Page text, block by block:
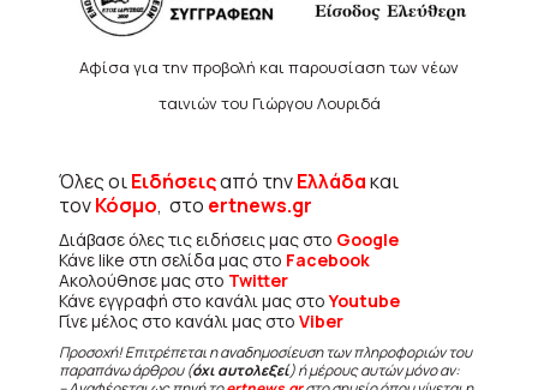
Αφίσα για την προβολή και παρουσίαση των νέων
ταινιών του Γιώργου Λουριδά
Όλες οιΕιδήσειςαπό τηνΕλλάδακαι
τονΚόσμο, στο ertnews.gr
Διάβασε όλες τις ειδήσεις μας στο Google
Κάνε like στη σελίδα μας στο Facebook
Ακολούθησε μας στο Twitter
Κάνε εγγραφή στο κανάλι μας στοYoutube
Γίνε μέλος στο κανάλι μας στο Viber
Προσοχή! Επιτρέπεται η αναδημοσίευση των πληροφοριών του
παραπάνω άρθρου (όχι αυτολεξεί) ή μέρους αυτών μόνο αν: